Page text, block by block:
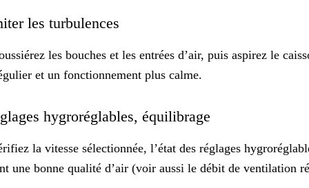
les turbulences
les bouches et les entrées d’air, puis aspirez le
et un fonctionnement plus calme.
hygroréglables, équilibrage
la vitesse sélectionnée, l’état des réglages
une bonne qualité d’air (voir aussi le débit de ventilation